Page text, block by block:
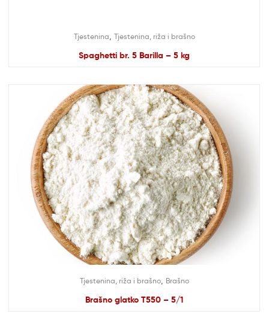
Tjestenina, Tjestenina, riža i brašno
Spaghetti br. 5 Barilla – 5 kg
Tjestenina, riža i brašno, Brašno
Brašno glatko T550 – 5/1